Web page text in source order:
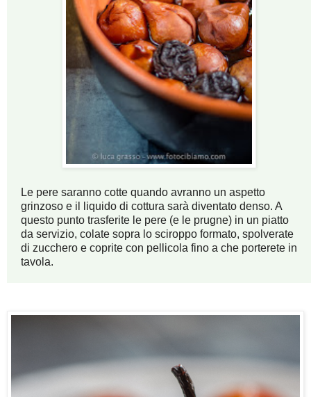
Le pere saranno cotte quando avranno un aspetto
grinzoso e il liquido di cottura sarà diventato denso. A
questo punto trasferite le pere (e le prugne) in un piatto
da servizio, colate sopra lo sciroppo formato, spolverate
di zucchero e coprite con pellicola fino a che porterete in
tavola.